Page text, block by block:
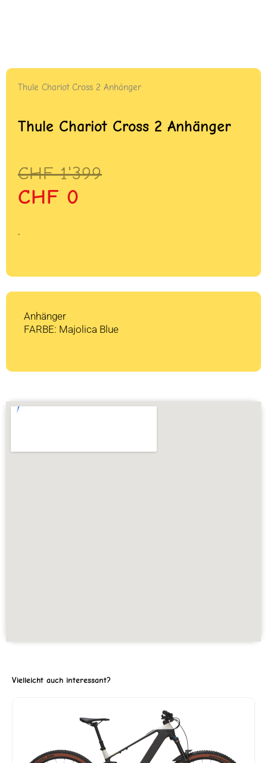
Thule Chariot Cross 2 Anhänger
Thule Chariot Cross 2 Anhänger
CHF1'399
Ursprünglicher
Preis
war:
CHF 1'399
CHF 0
Aktueller
Preis
ist:
CHF 0.
.
Anhänger
FARBE: Majolica Blue
Vielleicht auch interessant?